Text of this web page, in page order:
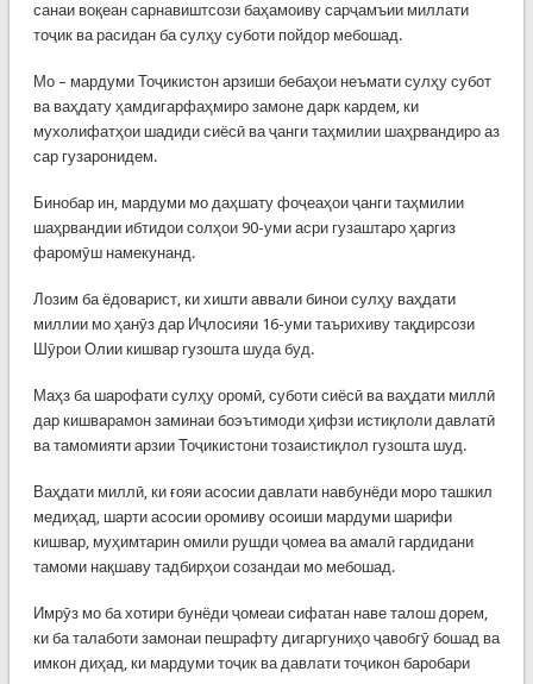
санаи воқеан сарнавиштсози баҳамоиву сарҷамъии миллати
тоҷик ва расидан ба сулҳу суботи пойдор мебошад.
Мо – мардуми Тоҷикистон арзиши бебаҳои неъмати сулҳу субот
ва ваҳдату ҳамдигарфаҳмиро замоне дарк кардем, ки
мухолифатҳои шадиди сиёсӣ ва ҷанги таҳмилии шаҳрвандиро аз
сар гузаронидем.
Бинобар ин, мардуми мо даҳшату фоҷеаҳои ҷанги таҳмилии
шаҳрвандии ибтидои солҳои 90-уми асри гузаштаро ҳаргиз
фаромӯш намекунанд.
Лозим ба ёдоварист, ки хишти аввали бинои сулҳу ваҳдати
миллии мо ҳанӯз дар Иҷлосияи 16-уми таърихиву тақдирсози
Шӯрои Олии кишвар гузошта шуда буд.
Маҳз ба шарофати сулҳу оромӣ, суботи сиёсӣ ва ваҳдати миллӣ
дар кишварамон заминаи боэътимоди ҳифзи истиқлоли давлатӣ
ва тамомияти арзии Тоҷикистони тозаистиқлол гузошта шуд.
Ваҳдати миллӣ, ки ғояи асосии давлати навбунёди моро ташкил
медиҳад, шарти асосии оромиву осоиши мардуми шарифи
кишвар, муҳимтарин омили рушди ҷомеа ва амалӣ гардидани
тамоми нақшаву тадбирҳои созандаи мо мебошад.
Имрӯз мо ба хотири бунёди ҷомеаи сифатан наве талош дорем,
ки ба талаботи замонаи пешрафту дигаргуниҳо ҷавобгӯ бошад ва
имкон диҳад, ки мардуми тоҷик ва давлати тоҷикон баробари